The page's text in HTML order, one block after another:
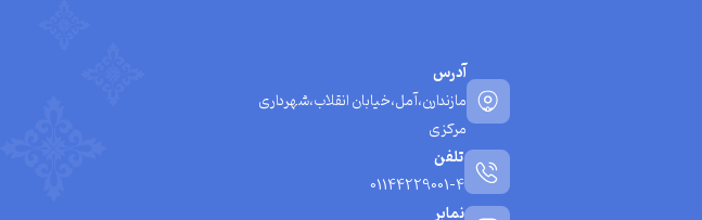
آدرس
مازندارن،آمل،خیابان انقلاب،شهرداری
مرکزی
تلفن
01144229001-4
نمابر